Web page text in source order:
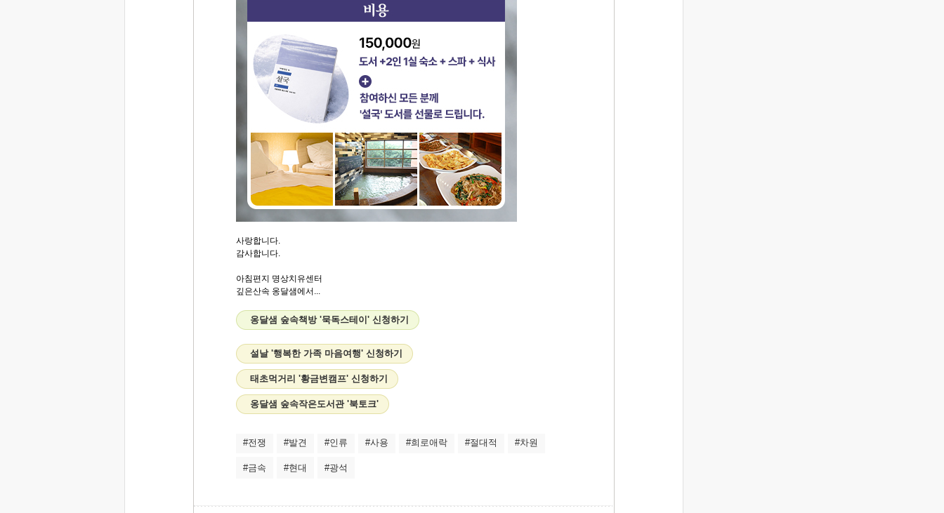
사랑합니다.
감사합니다.
아침편지 명상치유센터
깊은산속 옹달샘에서...
옹달샘 숲속책방 '묵독스테이' 신청하기
설날 '행복한 가족 마음여행' 신청하기
태초먹거리 '황금변캠프' 신청하기
옹달샘 숲속작은도서관 '북토크'
#전쟁 #발견 #인류 #사용 #희로애락 #절대적 #차원
#금속 #현대 #광석